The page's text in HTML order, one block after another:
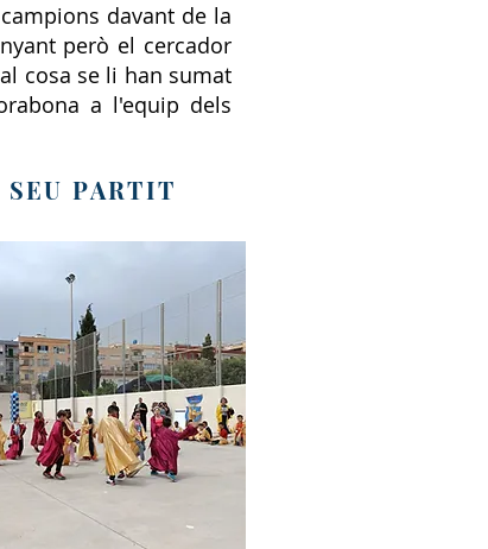
davant de la
però el cercador
cosa se li han sumat
a l'equip dels
PARTIT